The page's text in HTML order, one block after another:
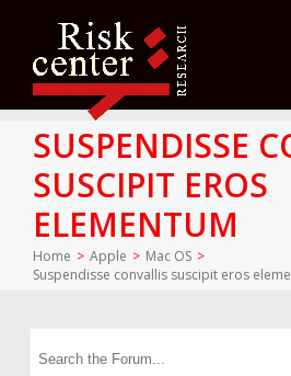
SUSPENDISSE
SUSCIPIT EROS
ELEMENTUM
Home > Apple > Mac OS >
Suspendisse convallis suscipit eros